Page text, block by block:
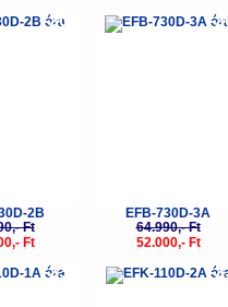
-20%
2B
Ft
Ft
-
EFB-730D-3A
64.990,- Ft
52.000,- Ft
-23% -